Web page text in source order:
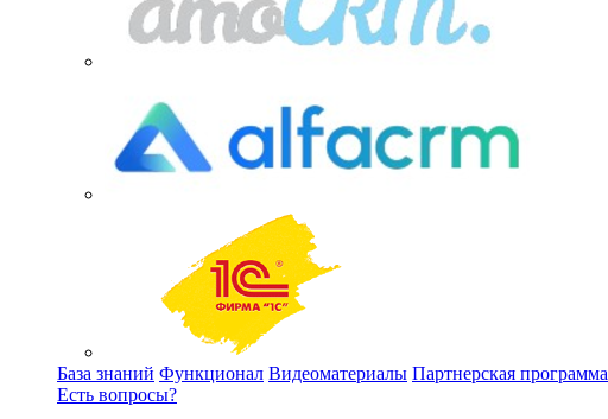
База знаний Функционал Видеоматериалы Партнерская программа
Есть вопросы?